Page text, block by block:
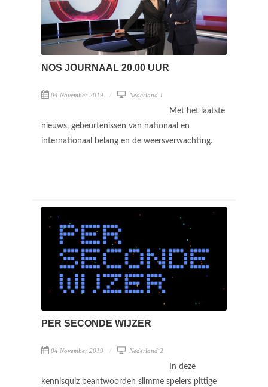
NOS JOURNAAL 20.00 UUR
04 November 2019 Nederland 1
Met het laatste
nieuws, gebeurtenissen van nationaal en
internationaal belang en de weersverwachting.
PER SECONDE WIJZER
04 November 2019 Nederland 2
In deze
kennisquiz beantwoorden slimme spelers pittige